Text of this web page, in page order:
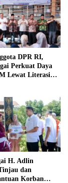
DPR RI,
Perkuat Daya
Lewat Literasi
H. Adlin
dan
Korban